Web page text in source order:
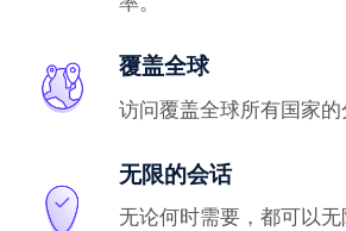
覆盖全球
访问覆盖全球所有国家的
无限的会话
无论何时需要，都可以